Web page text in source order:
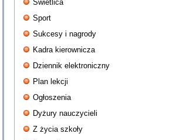
Świetlica
Sport
Sukcesy i nagrody
Kadra kierownicza
Dziennik elektroniczny
Plan lekcji
Ogłoszenia
Dyżury nauczycieli
Z życia szkoły